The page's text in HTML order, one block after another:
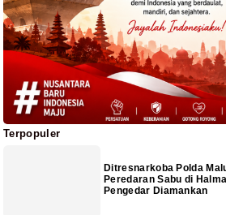
Terpopuler
Ditresnarkoba Polda
Peredaran Sabu di
Pengedar Diamankan